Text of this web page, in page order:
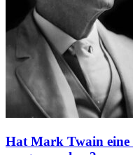
Hat Mark Twain eine